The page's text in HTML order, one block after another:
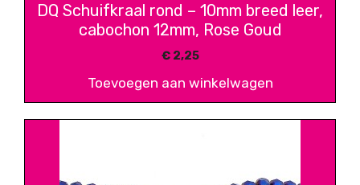
DQ Schuifkraal rond – 10mm breed leer,
cabochon 12mm, Rose Goud
€2,25
Toevoegen aan winkelwagen